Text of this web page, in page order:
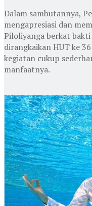
Dalam sambutannya,
mengapresiasi dan
Piloliyanga berkat
dirangkaikan HUT ke
kegiatan cukup
manfaatnya.